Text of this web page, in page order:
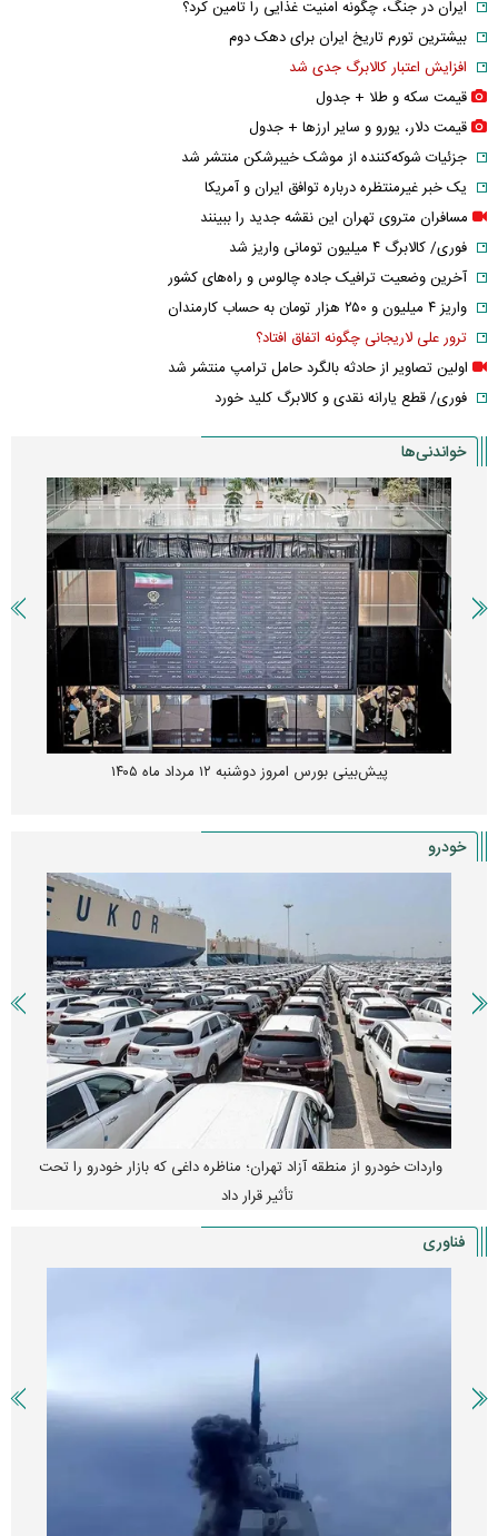
ایران در جنگ، چگونه امنیت غذایی را تامین کرد؟
بیشترین تورم تاریخ ایران برای دهک دوم
افزایش اعتبار کالابرگ جدی شد
قیمت سکه و طلا + جدول
قیمت دلار، یورو و سایر ارز‌ها + جدول
جزئیات شوکه‌کننده از موشک خیبرشکن منتشر شد
یک خبر غیرمنتظره درباره توافق ایران و آمریکا
مسافران متروی تهران این نقشه جدید را ببینند
فوری/ کالابرگ ۴ میلیون تومانی واریز شد
آخرین وضعیت ترافیک جاده چالوس و راه‌های کشور
واریز ۴ میلیون و ۲۵۰ هزار تومان به حساب کارمندان
ترور علی لاریجانی چگونه اتفاق افتاد؟
اولین تصاویر از حادثه بالگرد حامل ترامپ منتشر شد
فوری/ قطع یارانه نقدی و کالابرگ کلید خورد
خواندنی‌ها
پیش‌بینی بورس امروز دوشنبه ۱۲ مرداد ماه ۱۴۰۵
خودرو
واردات خودرو از منطقه آزاد تهران؛ مناظره داغی که بازار خودرو را تحت
تأثیر قرار داد
فناوری